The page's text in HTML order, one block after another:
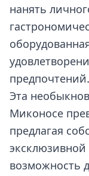
нанять
предпочтений.
Эта
Миконосе
предлагая
эксклюзивной
возможность